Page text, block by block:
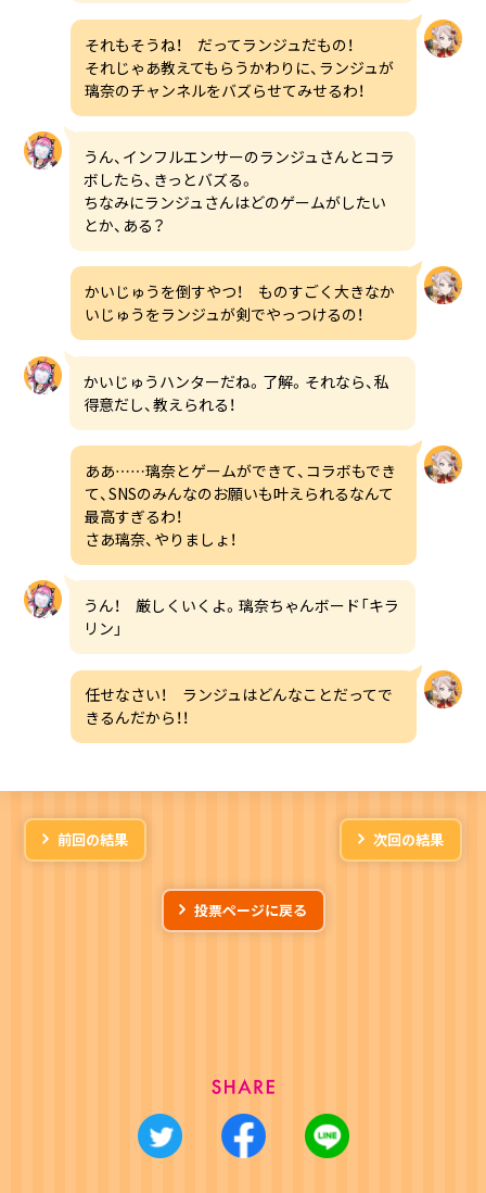
それもそうね！ だってランジュだもの！
それじゃあ教えてもらうかわりに、ランジュが
璃奈のチャンネルをバズらせてみせるわ！
うん、インフルエンサーのランジュさんとコラ
ボしたら、きっとバズる。
ちなみにランジュさんはどのゲームがしたい
とか、ある？
かいじゅうを倒すやつ！ ものすごく大きなか
いじゅうをランジュが剣でやっつけるの！
かいじゅうハンターだね。了解。それなら、私
得意だし、教えられる！
ああ……璃奈とゲームができて、コラボもでき
て、SNSのみんなのお願いも叶えられるなんて
最高すぎるわ！
さあ璃奈、やりましょ！
うん！ 厳しくいくよ。璃奈ちゃんボード「キラ
リン」
任せなさい！ ランジュはどんなことだってで
きるんだから！！
前回の結果 次回の結果
投票ページに戻る